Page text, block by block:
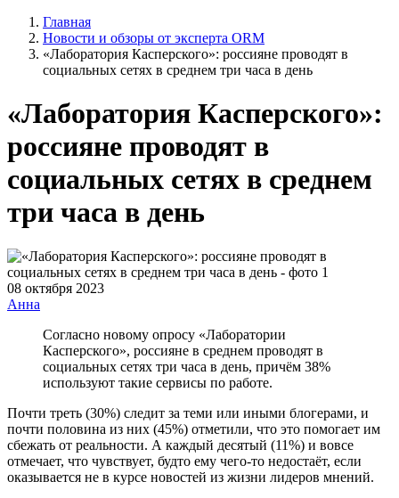
Главная
Новости и обзоры от эксперта ORM
«Лаборатория Касперского»: россияне проводят в
социальных сетях в среднем три часа в день
«Лаборатория Касперского»:
россияне проводят в
социальных сетях в среднем
три часа в день
08 октября 2023
Анна
Согласно новому опросу «Лаборатории
Касперского», россияне в среднем проводят в
социальных сетях три часа в день, причём 38%
используют такие сервисы по работе.
Почти треть (30%) следит за теми или иными блогерами, и
почти половина из них (45%) отметили, что это помогает им
сбежать от реальности. А каждый десятый (11%) и вовсе
отмечает, что чувствует, будто ему чего-то недостаёт, если
оказывается не в курсе новостей из жизни лидеров мнений.